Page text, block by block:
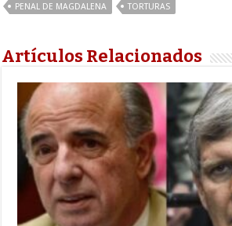
PENAL DE MAGDALENA
TORTURAS
Artículos Relacionados